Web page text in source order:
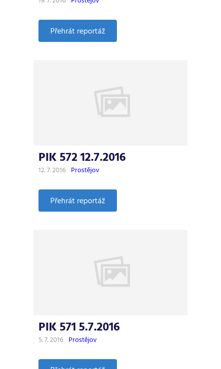
Přehrát reportáž:
PIK
PIK 572 12.7.2016
12. 7. 2016 Prostějov
Přehrát reportáž:
PIK
PIK 571 5.7.2016
5. 7. 2016 Prostějov